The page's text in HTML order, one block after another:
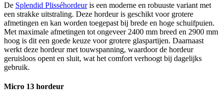
De Splendid Plisséhordeuris een moderne en robuuste variant met
een strakke uitstraling. Deze hordeur is geschikt voor grotere
afmetingen en kan worden toegepast bij brede en hoge schuifpuien.
Met maximale afmetingen tot ongeveer 2400 mm breed en 2900 mm
hoog is dit een goede keuze voor grotere glaspartijen. Daarnaast
werkt deze hordeur met touwspanning, waardoor de hordeur
geruisloos opent en sluit, wat het comfort verhoogt bij dagelijks
gebruik.
Micro 13 hordeur